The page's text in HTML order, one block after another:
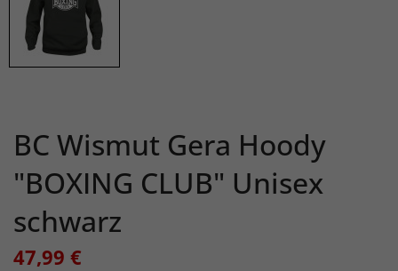
BC Wismut Gera Hoody
"BOXING CLUB" Unisex
schwarz
47,99 €